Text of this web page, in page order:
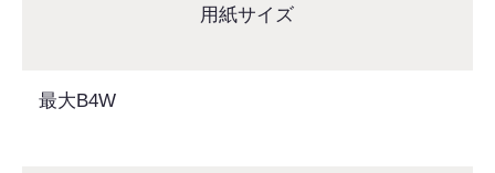
用紙サイズ
最大B4W